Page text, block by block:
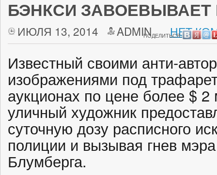
БЭНКСИ
ИЮЛЯ 13, 2014 ADMIN НЕТ
ПОДЕЛИТЬСЯ:
Известный своими анти-
изображениями под
аукционах по цене более $ 2
уличный художник
суточную дозу расписного
полиции и вызывая гнев
Блумберга.